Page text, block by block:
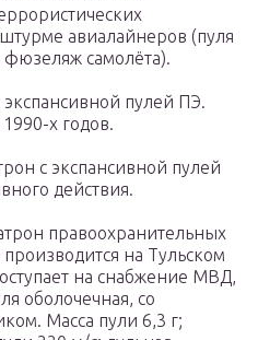
авиалайнеров (пуля
фюзеляж самолёта).
пулей ПЭ.
х годов.
с экспансивной пулей
действия.
правоохранительных
на Тульском
на снабжение МВД,
оболочечная, со
Масса пули 6,3 г;